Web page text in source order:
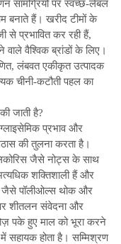
सामग्रियों पर स्वच्छ-लेबल
बनाते हैं। खरीद टीमों के
से प्रभावित कर रही हैं,
वाले वैश्विक ब्रांडों के लिए।
लंबवत एकीकृत उत्पादक
चीनी-कटौती पहल का
जाती है?
प्रभाव और
की तुलना करता है।
जैसे नोट्स के साथ
शक्तिशाली हैं और
जैसे पॉलीओल्स थोक और
शीतलन संवेदना और
पके हुए माल को भूरा करने
में सहायक होता है। सम्मिश्रण